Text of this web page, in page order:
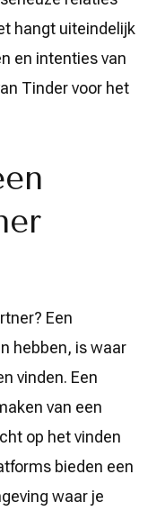
hangt uiteindelijk
en intenties van
Tinder voor het
Een
hebben, is waar
vinden. Een
van een
op het vinden
bieden een
waar je